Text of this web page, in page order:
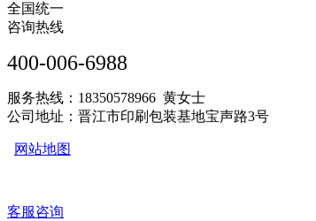
全国统一
咨询热线
400-006-6988
服务热线：18350578966 黄女士
公司地址：晋江市印刷包装基地宝声路3号
网站地图
客服咨询